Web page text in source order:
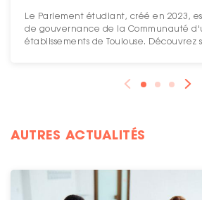
Le Parlement étudiant, créé en 2023,
de gouvernance de la Communauté
établissements de Toulouse. Découvrez
AUTRES ACTUALITÉS